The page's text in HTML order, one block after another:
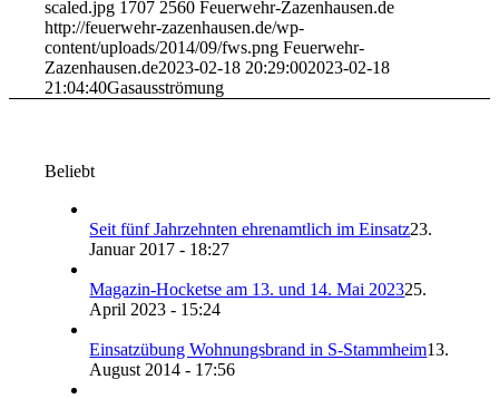
scaled.jpg 1707 2560 Feuerwehr-Zazenhausen.de
http://feuerwehr-zazenhausen.de/wp-
content/uploads/2014/09/fws.png Feuerwehr-
Zazenhausen.de2023-02-18 20:29:002023-02-18
21:04:40Gasausströmung
Beliebt
Seit fünf Jahrzehnten ehrenamtlich im Einsatz23.
Januar 2017 - 18:27
Magazin-Hocketse am 13. und 14. Mai 202325.
April 2023 - 15:24
Einsatzübung Wohnungsbrand in S-Stammheim13.
August 2014 - 17:56